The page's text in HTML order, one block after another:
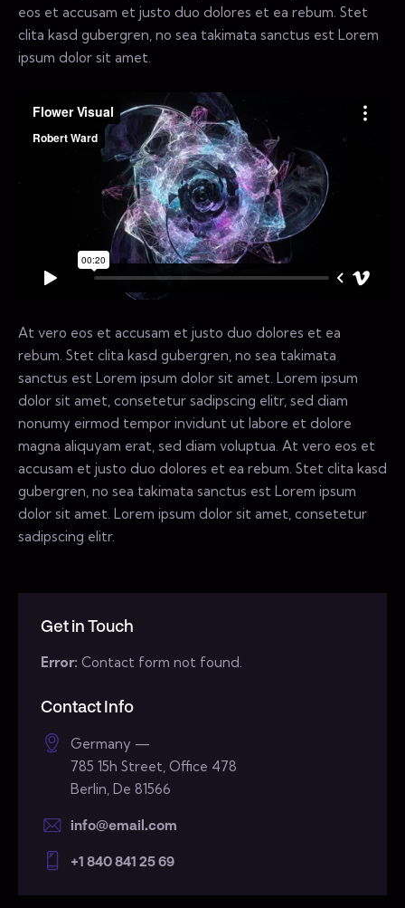
eos et accusam et justo duo dolores et ea rebum. Stet
clita kasd gubergren, no sea takimata sanctus est Lorem
ipsum dolor sit amet.
At vero eos et accusam et justo duo dolores et ea
rebum. Stet clita kasd gubergren, no sea takimata
sanctus est Lorem ipsum dolor sit amet. Lorem ipsum
dolor sit amet, consetetur sadipscing elitr, sed diam
nonumy eirmod tempor invidunt ut labore et dolore
magna aliquyam erat, sed diam voluptua. At vero eos et
accusam et justo duo dolores et ea rebum. Stet clita kasd
gubergren, no sea takimata sanctus est Lorem ipsum
dolor sit amet. Lorem ipsum dolor sit amet, consetetur
sadipscing elitr.
Get in Touch
Error: Contact form not found.
Contact Info
Germany —
785 15h Street, Office 478
Berlin, De 81566
info@email.com
+1 840 841 25 69